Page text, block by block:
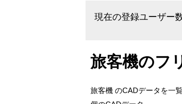
現在の登録ユーザー
旅客機のフ
旅客機 のCADデータを一